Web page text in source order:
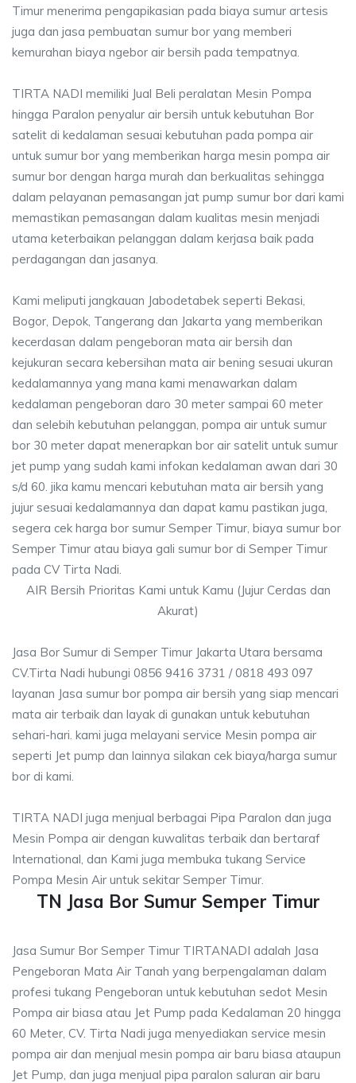
Timur menerima pengapikasian pada biaya sumur artesis
juga dan jasa pembuatan sumur bor yang memberi
kemurahan biaya ngebor air bersih pada tempatnya.
TIRTA NADI memiliki Jual Beli peralatan Mesin Pompa
hingga Paralon penyalur air bersih untuk kebutuhan Bor
satelit di kedalaman sesuai kebutuhan pada pompa air
untuk sumur bor yang memberikan harga mesin pompa air
sumur bor dengan harga murah dan berkualitas sehingga
dalam pelayanan pemasangan jat pump sumur bor dari kami
memastikan pemasangan dalam kualitas mesin menjadi
utama keterbaikan pelanggan dalam kerjasa baik pada
perdagangan dan jasanya.
Kami meliputi jangkauan Jabodetabek seperti Bekasi,
Bogor, Depok, Tangerang dan Jakarta yang memberikan
kecerdasan dalam pengeboran mata air bersih dan
kejukuran secara kebersihan mata air bening sesuai ukuran
kedalamannya yang mana kami menawarkan dalam
kedalaman pengeboran daro 30 meter sampai 60 meter
dan selebih kebutuhan pelanggan, pompa air untuk sumur
bor 30 meter dapat menerapkan bor air satelit untuk sumur
jet pump yang sudah kami infokan kedalaman awan dari 30
s/d 60. jika kamu mencari kebutuhan mata air bersih yang
jujur sesuai kedalamannya dan dapat kamu pastikan juga,
segera cek harga bor sumur Semper Timur, biaya sumur bor
Semper Timur atau biaya gali sumur bor di Semper Timur
pada CV Tirta Nadi.
AIR Bersih Prioritas Kami untuk Kamu (Jujur Cerdas dan
Akurat)
Jasa Bor Sumur di Semper Timur Jakarta Utara bersama
CV.Tirta Nadi hubungi 0856 9416 3731 / 0818 493 097
layanan Jasa sumur bor pompa air bersih yang siap mencari
mata air terbaik dan layak di gunakan untuk kebutuhan
sehari-hari. kami juga melayani service Mesin pompa air
seperti Jet pump dan lainnya silakan cek biaya/harga sumur
bor di kami.
TIRTA NADI juga menjual berbagai Pipa Paralon dan juga
Mesin Pompa air dengan kuwalitas terbaik dan bertaraf
International, dan Kami juga membuka tukang Service
Pompa Mesin Air untuk sekitar Semper Timur.
TN Jasa Bor Sumur Semper Timur
Jasa Sumur Bor Semper Timur TIRTANADI adalah Jasa
Pengeboran Mata Air Tanah yang berpengalaman dalam
profesi tukang Pengeboran untuk kebutuhan sedot Mesin
Pompa air biasa atau Jet Pump pada Kedalaman 20 hingga
60 Meter, CV. Tirta Nadi juga menyediakan service mesin
pompa air dan menjual mesin pompa air baru biasa ataupun
Jet Pump, dan juga menjual pipa paralon saluran air baru